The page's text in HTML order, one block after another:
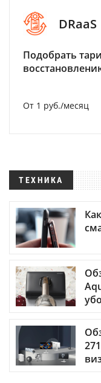
DRaaS
Подобрать
От 1 руб./месяц
ТЕХНИКА